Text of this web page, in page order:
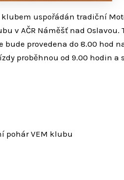
uspořádán tradiční
v AČR Náměšť nad Oslavou.
bude provedena do 8.00 hod
proběhnou od 9.00 hodin
pohár VEM klubu